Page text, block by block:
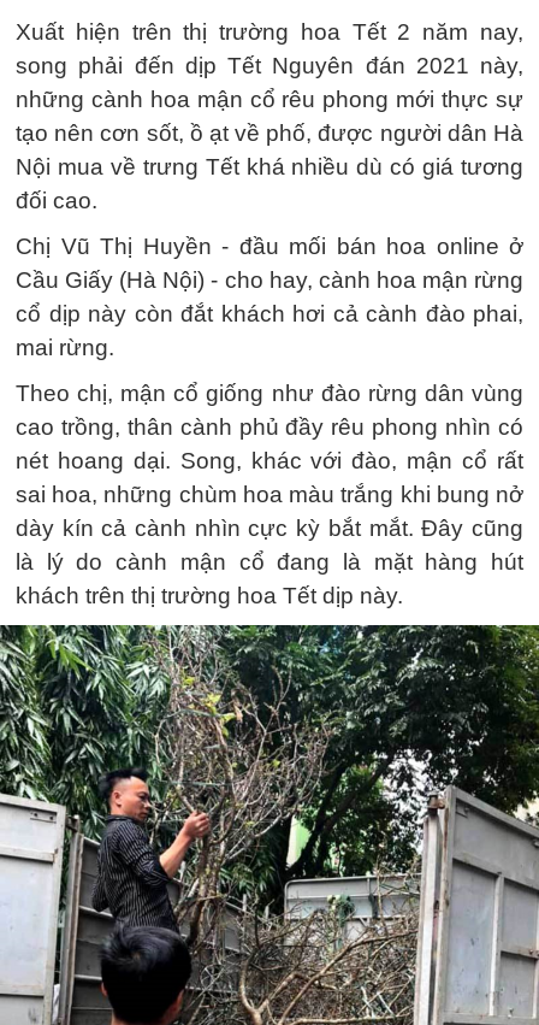
Xuất hiện trên thị trường hoa Tết 2 năm nay,
song phải đến dịp Tết Nguyên đán 2021 này,
những cành hoa mận cổ rêu phong mới thực sự
tạo nên cơn sốt, ồ ạt về phố, được người dân Hà
Nội mua về trưng Tết khá nhiều dù có giá tương
đối cao.
Chị Vũ Thị Huyền - đầu mối bán hoa online ở
Cầu Giấy (Hà Nội) - cho hay, cành hoa mận rừng
cổ dịp này còn đắt khách hơi cả cành đào phai,
mai rừng.
Theo chị, mận cổ giống như đào rừng dân vùng
cao trồng, thân cành phủ đầy rêu phong nhìn có
nét hoang dại. Song, khác với đào, mận cổ rất
sai hoa, những chùm hoa màu trắng khi bung nở
dày kín cả cành nhìn cực kỳ bắt mắt. Đây cũng
là lý do cành mận cổ đang là mặt hàng hút
khách trên thị trường hoa Tết dịp này.